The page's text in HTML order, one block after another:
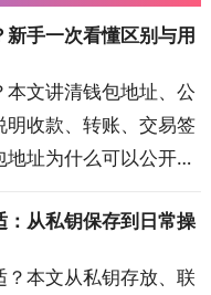
手一次看懂区别与用
文讲清钱包地址、公
收款、转账、交易签
址为什么可以公开、
见问题，帮助你正确
从私钥保存到日常操
本文从私钥存放、联